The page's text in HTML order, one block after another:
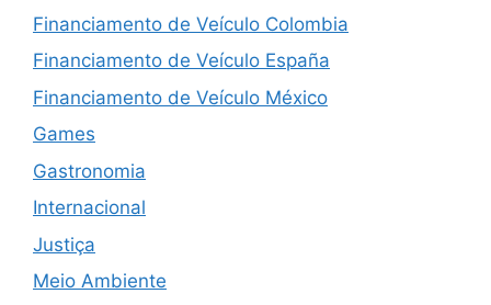
Financiamento de Veículo Colombia
Financiamento de Veículo España
Financiamento de Veículo México
Games
Gastronomia
Internacional
Justiça
Meio Ambiente